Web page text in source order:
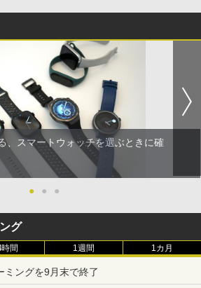
、スマートウォッチを選ぶときに確
● ● ●
グ
間 1週間 1カ月
ミングを9月末で終了